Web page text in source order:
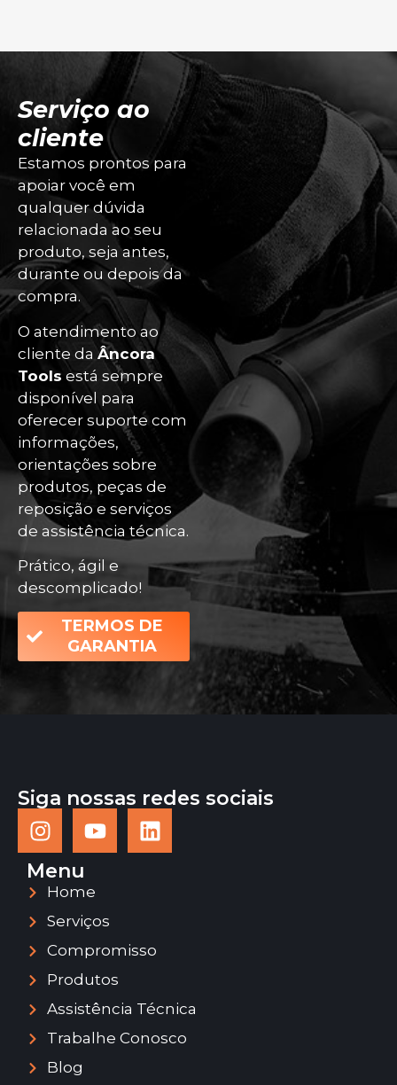
Serviço ao
cliente
Estamos prontos para
apoiar você em
qualquer dúvida
relacionada ao seu
produto, seja antes,
durante ou depois da
compra.
O atendimento ao
cliente da Âncora
Tools está sempre
disponível para
oferecer suporte com
informações,
orientações sobre
produtos, peças de
reposição e serviços
de assistência técnica.
Prático, ágil e
descomplicado!
TERMOS DE
GARANTIA
Siga nossas redes sociais
Menu
Home
Serviços
Compromisso
Produtos
Assistência Técnica
Trabalhe Conosco
Blog